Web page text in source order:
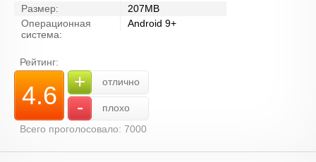
Размер:
207MB
Операционная
система:
Android 9+
Рейтинг:
4.6 + отлично
-
плохо
Всего проголосовало: 7000